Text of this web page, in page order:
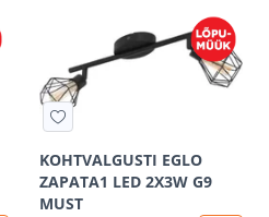
KOHTVALGUSTI EGLO
ZAPATA1 LED 2X3W G9
MUST